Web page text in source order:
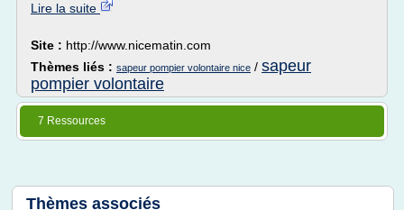
Lire la suite
Site : http://www.nicematin.com
Thèmes liés : sapeur pompier volontaire nice / sapeur
pompier volontaire
7 Ressources
Thèmes associés